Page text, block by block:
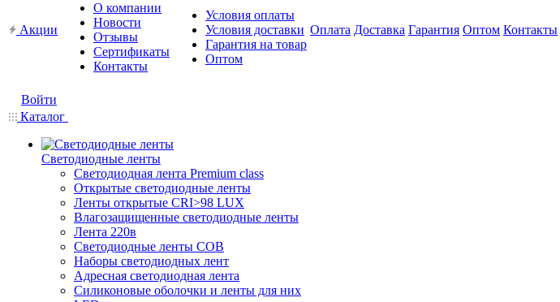
Акции
О компании
Новости
Отзывы
Сертификаты
Контакты
Условия оплаты
Условия доставки
Гарантия на товар
Оптом
Оплата Доставка Гарантия Оптом Контакты
Войти
Каталог
Светодиодные ленты
Светодиодная лента Premium class
Открытые светодиодные ленты
Ленты открытые CRI>98 LUX
Влагозащищенные светодиодные ленты
Лента 220в
Светодиодные ленты COB
Наборы светодиодных лент
Адресная светодиодная лента
Силиконовые оболочки и ленты для них